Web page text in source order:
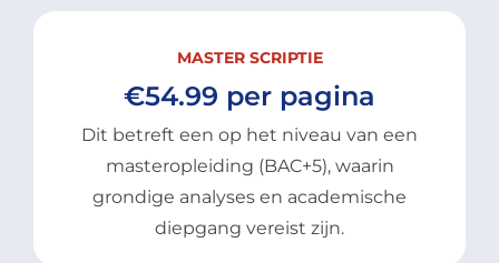
MASTER SCRIPTIE
€54.99 per pagina
Dit betreft een op het niveau van een
masteropleiding (BAC+5), waarin
grondige analyses en academische
diepgang vereist zijn.